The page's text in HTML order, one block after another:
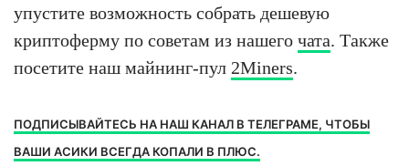
упустите возможность собрать дешевую
криптоферму по советам из нашего чата. Также
посетите наш майнинг-пул 2Miners.
ПОДПИСЫВАЙТЕСЬ НА НАШ КАНАЛ В ТЕЛЕГРАМЕ, ЧТОБЫ
ВАШИ АСИКИ ВСЕГДА КОПАЛИ В ПЛЮС.